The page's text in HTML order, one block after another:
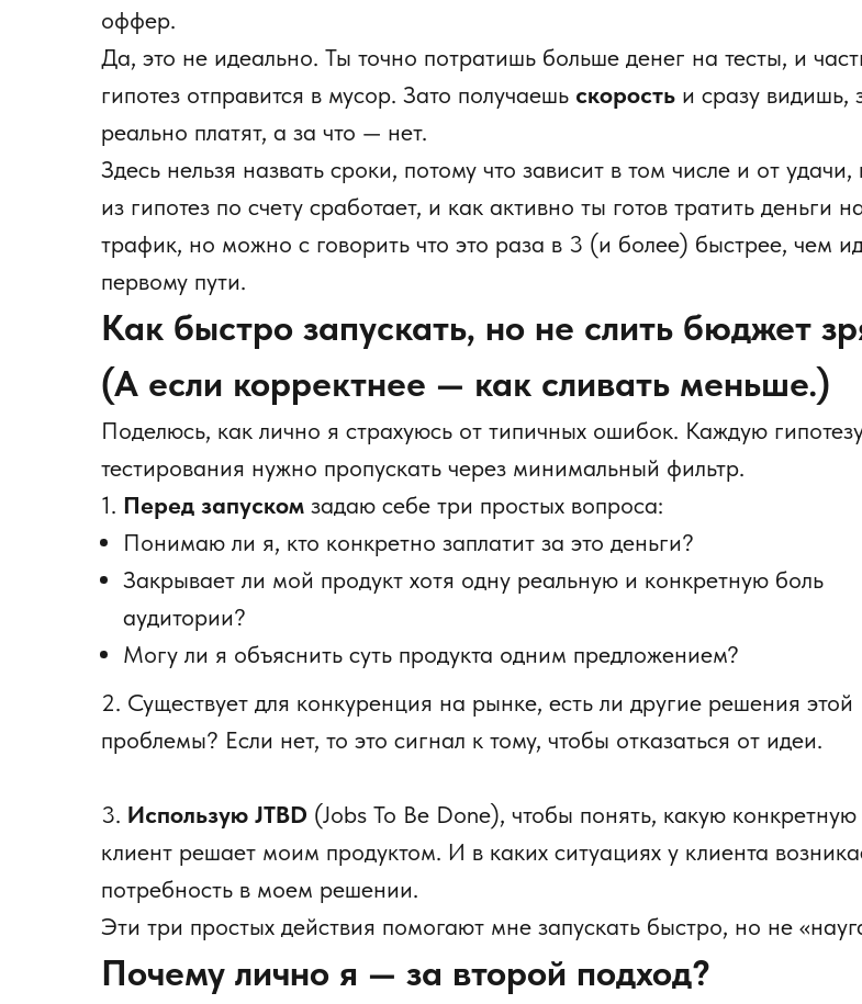
оффер.
Да, это не идеально. Ты точно потратишь больше денег на тесты, и
гипотез отправится в мусор. Зато получаешь скорость и сразу видишь,
реально платят, а за что — нет.
Здесь нельзя назвать сроки, потому что зависит в том числе и от удачи,
из гипотез по счету сработает, и как активно ты готов тратить деньги
трафик, но можно с говорить что это раза в 3 (и более) быстрее, чем
первому пути.
Как быстро запускать, но не слить бюджет
(А если корректнее — как сливать меньше.)
Поделюсь, как лично я страхуюсь от типичных ошибок. Каждую
тестирования нужно пропускать через минимальный фильтр.
1. Перед запуском задаю себе три простых вопроса:
Понимаю ли я, кто конкретно заплатит за это деньги?
Закрывает ли мой продукт хотя одну реальную и конкретную боль
аудитории?
Могу ли я объяснить суть продукта одним предложением?
2. Существует для конкуренция на рынке, есть ли другие решения этой
проблемы? Если нет, то это сигнал к тому, чтобы отказаться от идеи.
3. Использую JTBD (Jobs To Be Done), чтобы понять, какую конкретную
клиент решает моим продуктом. И в каких ситуациях у клиента
потребность в моем решении.
Эти три простых действия помогают мне запускать быстро, но не
Почему лично я — за второй подход?